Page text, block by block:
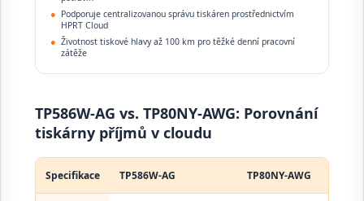
● Podporuje centralizovanou správu tiskáren prostřednictvím
HPRT Cloud
● Životnost tiskové hlavy až 100 km pro těžké denní pracovní
zátěže
TP586W-AG vs. TP80NY-AWG: Porovnání
tiskárny příjmů v cloudu
Specifikace TP586W-AG TP80NY-AWG